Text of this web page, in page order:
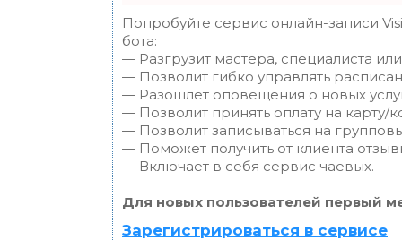
Попробуйте сервис онлайн-записи
бота:
— Разгрузит мастера, специалиста
— Позволит гибко управлять
— Разошлет оповещения о новых
— Позволит принять оплату на карту/
— Позволит записываться на
— Поможет получить от клиента
— Включает в себя сервис чаевых.
Для новых пользователей первый
Зарегистрироваться в сервисе